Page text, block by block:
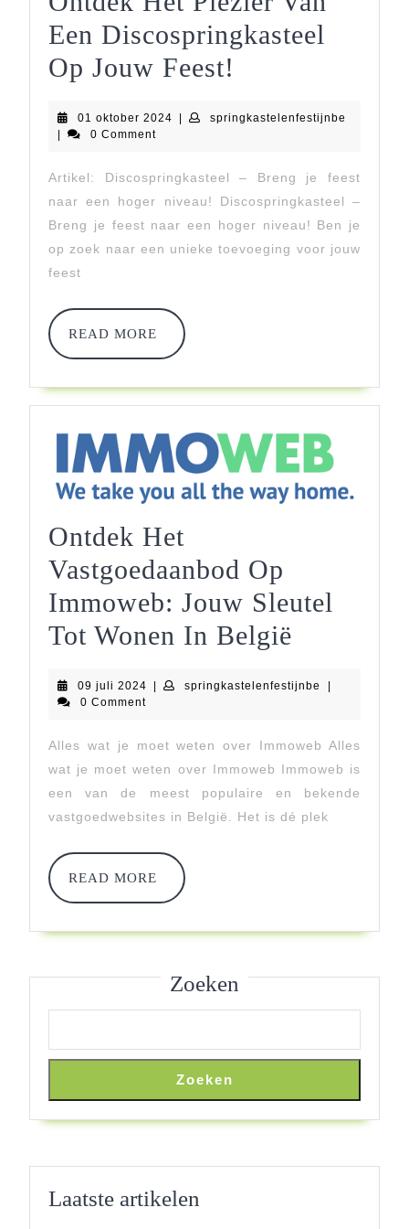
Een Discospringkasteel
Op Jouw Feest!
Plezier
Van
Een
Op
01 oktober 2024 01
springkastelenfestijnbe
0 Comment
Artikel: Discospringkasteel – Breng je feest
naar een hoger niveau! Discospringkasteel –
Breng je feest naar een hoger niveau! Ben je
op zoek naar een unieke toevoeging voor jouw
feest
READ MORE
READ
MORE
Ontdek Het
Vastgoedaanbod Op
Immoweb: Jouw Sleutel
Tot Wonen In België
Op
Jouw
Sleutel
In
09 juli 2024 09
springkastelenfestijnbe
0 Comment
Alles wat je moet weten over Immoweb Alles
wat je moet weten over Immoweb Immoweb is
een van de meest populaire en bekende
vastgoedwebsites in België. Het is dé plek
READ MORE
READ
MORE
Zoeken
Zoeken
Laatste artikelen